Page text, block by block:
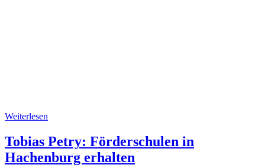
Weiterlesen
Tobias Petry: Förderschulen in
Hachenburg erhalten